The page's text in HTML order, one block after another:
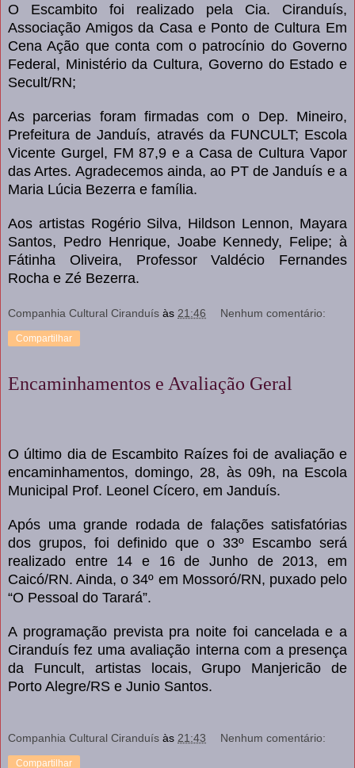
O Escambito foi realizado pela Cia. Ciranduís,
Associação Amigos da Casa e Ponto de Cultura Em
Cena Ação que conta com o patrocínio do Governo
Federal, Ministério da Cultura, Governo do Estado e
Secult/RN;
As parcerias foram firmadas com o Dep. Mineiro,
Prefeitura de Janduís, através da FUNCULT; Escola
Vicente Gurgel, FM 87,9 e a Casa de Cultura Vapor
das Artes. Agradecemos ainda, ao PT de Janduís e a
Maria Lúcia Bezerra e família.
Aos artistas Rogério Silva, Hildson Lennon, Mayara
Santos, Pedro Henrique, Joabe Kennedy, Felipe; à
Fátinha Oliveira, Professor Valdécio Fernandes
Rocha e Zé Bezerra.
Companhia Cultural Ciranduís às 21:46 Nenhum comentário:
Compartilhar
Encaminhamentos e Avaliação Geral
O último dia de Escambito Raízes foi de avaliação e
encaminhamentos, domingo, 28, às 09h, na Escola
Municipal Prof. Leonel Cícero, em Janduís.
Após uma grande rodada de falações satisfatórias
dos grupos, foi definido que o 33º Escambo será
realizado entre 14 e 16 de Junho de 2013, em
Caicó/RN. Ainda, o 34º em Mossoró/RN, puxado pelo
“O Pessoal do Tarará”.
A programação prevista pra noite foi cancelada e a
Ciranduís fez uma avaliação interna com a presença
da Funcult, artistas locais, Grupo Manjericão de
Porto Alegre/RS e Junio Santos.
Companhia Cultural Ciranduís às 21:43 Nenhum comentário:
Compartilhar